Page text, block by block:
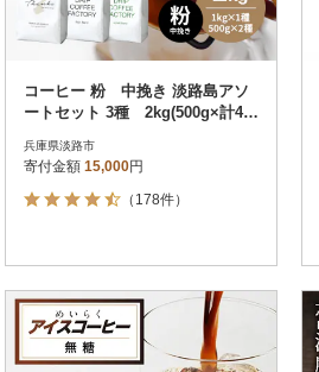
コーヒー 粉 中挽き 淡路島アソ
ートセット 3種 2kg(500g×計4
兵庫県淡路市
寄付金額 15,000円
（178件）